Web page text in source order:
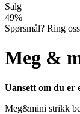
Salg
49%
Spørsmål? Ring
Meg &
Uansett om du er
Meg&mini strikk